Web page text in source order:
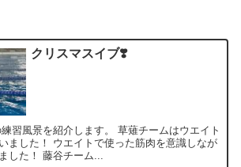
クリスマスイブ❣️
習風景を紹介します。 草薙チームはウエイト
ました！ ウエイトで使った筋肉を意識しなが
した！ 藤谷チーム...